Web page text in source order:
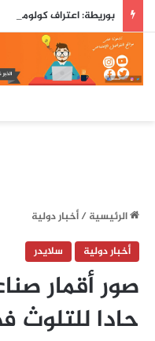
الرئيسية/أخبار دولية
أخبار دولية
سلايدر
صور أقمار
حادا للتلوث